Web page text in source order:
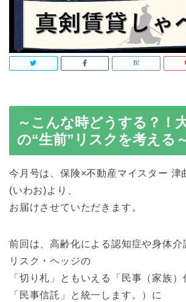
～こんな時どうする？！
の“生前”リスクを考える
今月号は、保険×不動産マイスター 津
(いわお)より、
お届けさせていただきます。
前回は、高齢化による認知症や身体介
リスク・ヘッジの
「切り札」ともいえる「民事（家族
「民事信託」と統一します。）に